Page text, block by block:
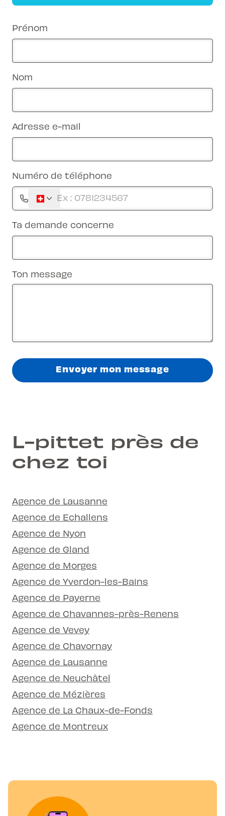
Prénom
Nom
Adresse e-mail
Numéro de téléphone
Ta demande concerne
Ton message
Envoyer mon message
L-pittet près de
chez toi
Agence de Lausanne
Agence de Echallens
Agence de Nyon
Agence de Gland
Agence de Morges
Agence de Yverdon-les-Bains
Agence de Payerne
Agence de Chavannes-près-Renens
Agence de Vevey
Agence de Chavornay
Agence de Lausanne
Agence de Neuchâtel
Agence de Mézières
Agence de La Chaux-de-Fonds
Agence de Montreux